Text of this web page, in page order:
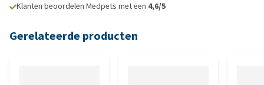
Klanten beoordelen Medpets met een 4,6/5
Gerelateerde producten